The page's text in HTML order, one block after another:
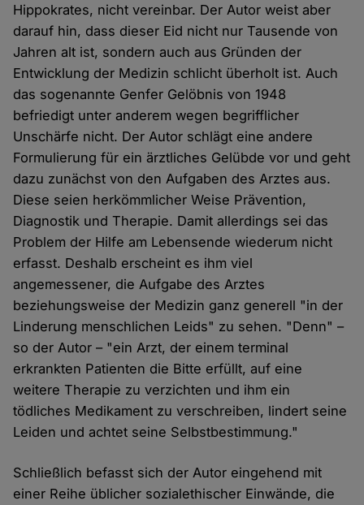
Hippokrates, nicht vereinbar. Der Autor weist aber
darauf hin, dass dieser Eid nicht nur Tausende von
Jahren alt ist, sondern auch aus Gründen der
Entwicklung der Medizin schlicht überholt ist. Auch
das sogenannte Genfer Gelöbnis von 1948
befriedigt unter anderem wegen begrifflicher
Unschärfe nicht. Der Autor schlägt eine andere
Formulierung für ein ärztliches Gelübde vor und geht
dazu zunächst von den Aufgaben des Arztes aus.
Diese seien herkömmlicher Weise Prävention,
Diagnostik und Therapie. Damit allerdings sei das
Problem der Hilfe am Lebensende wiederum nicht
erfasst. Deshalb erscheint es ihm viel
angemessener, die Aufgabe des Arztes
beziehungsweise der Medizin ganz generell "in der
Linderung menschlichen Leids" zu sehen. "Denn" –
so der Autor – "ein Arzt, der einem terminal
erkrankten Patienten die Bitte erfüllt, auf eine
weitere Therapie zu verzichten und ihm ein
tödliches Medikament zu verschreiben, lindert seine
Leiden und achtet seine Selbstbestimmung."
Schließlich befasst sich der Autor eingehend mit
einer Reihe üblicher sozialethischer Einwände, die